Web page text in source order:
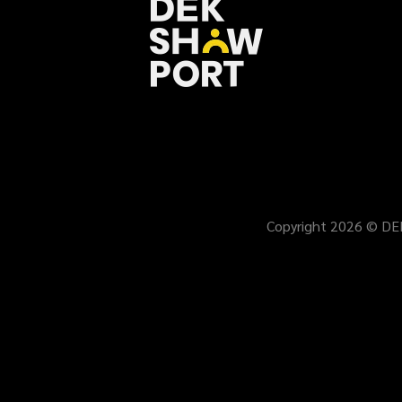
Copyright 2026 ©